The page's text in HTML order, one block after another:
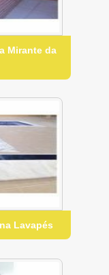
Mirante da
Lavapés